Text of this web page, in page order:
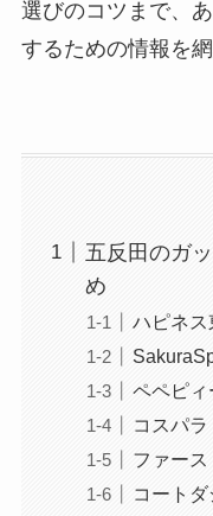
選びのコツまで、
するための情報を網
五反田のガ
め
ハピネス
ペペピィ
コスパラ
ファース
コート